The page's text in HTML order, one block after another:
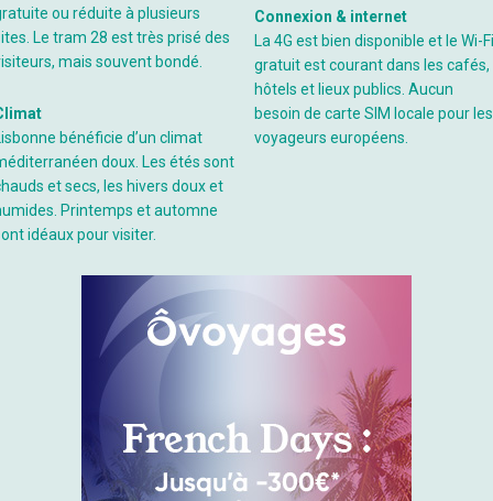
ou réduite à plusieurs
Le tram 28 est très prisé des
mais souvent bondé.
bénéficie d’un climat
doux. Les étés sont
et secs, les hivers doux et
Printemps et automne
idéaux pour visiter.
Connexion & internet
La 4G est bien disponible et le Wi-Fi
gratuit est courant dans les cafés,
hôtels et lieux publics. Aucun
besoin de carte SIM locale pour les
voyageurs européens.